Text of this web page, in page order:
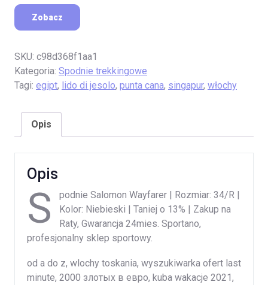
Zobacz
SKU: c98d368f1aa1
Kategoria: Spodnie trekkingowe
Tagi: egipt, lido di jesolo, punta cana, singapur, włochy
Opis
Opis
S
podnie Salomon Wayfarer | Rozmiar: 34/R |
Kolor: Niebieski | Taniej o 13% | Zakup na
Raty, Gwarancja 24mies. Sportano,
profesjonalny sklep sportowy.
od a do z, wlochy toskania, wyszukiwarka ofert last
minute, 2000 злотых в евро, kuba wakacje 2021,